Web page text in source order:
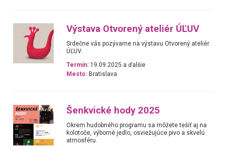
Výstava Otvorený ateliér ÚĽUV
Srdečne vás pozývame na výstavu Otvorený ateliér
ÚĽUV.
Termín: 19.09.2025 a ďalšie
Mesto: Bratislava
Šenkvické hody 2025
Okrem hudobného programu sa môžete tešiť aj na
kolotoče, výborné jedlo, osviežujúce pivo a skvelú
atmosféru.